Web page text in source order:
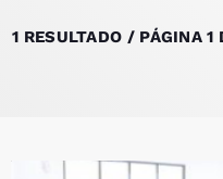
NOTÍCIAS
1 RESULTADO / PÁGINA 1